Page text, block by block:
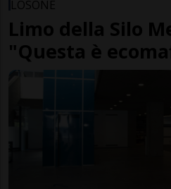
LOSONE
Limo della Silo
"Questa è